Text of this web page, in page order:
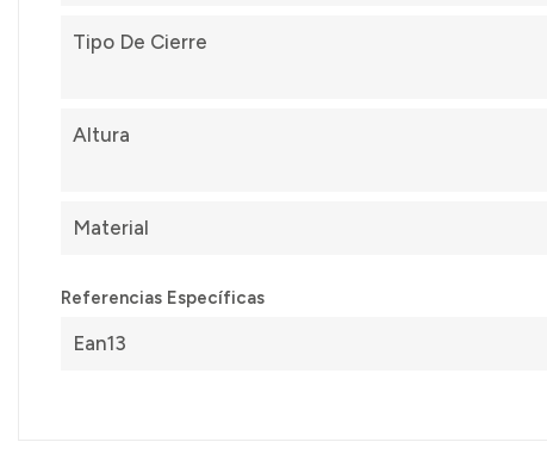
Tipo De Cierre
Altura
Material
Referencias Específicas
Ean13